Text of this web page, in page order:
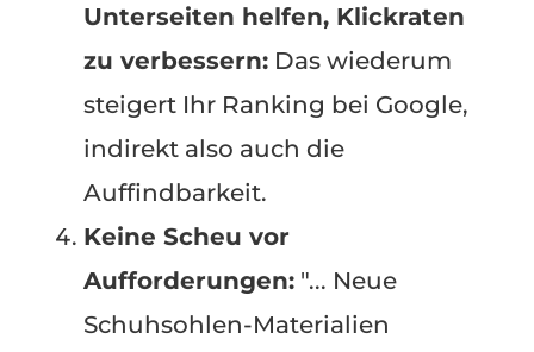
Unterseiten helfen, Klickraten
zu verbessern: Das wiederum
steigert Ihr Ranking bei Google,
indirekt also auch die
Auffindbarkeit.
Keine Scheu vor
Aufforderungen: "... Neue
Schuhsohlen-Materialien